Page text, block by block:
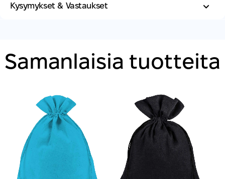
Kysymykset & Vastaukset
Samanlaisia ​​tuotteita